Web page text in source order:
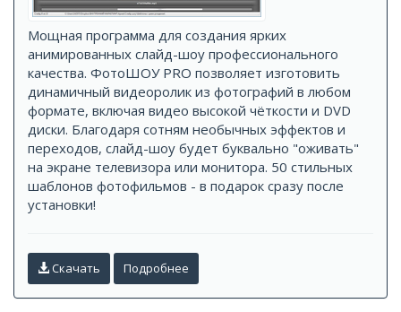
Мощная программа для создания ярких
анимированных слайд-шоу профессионального
качества. ФотоШОУ PRO позволяет изготовить
динамичный видеоролик из фотографий в любом
формате, включая видео высокой чёткости и DVD
диски. Благодаря сотням необычных эффектов и
переходов, слайд-шоу будет буквально "оживать"
на экране телевизора или монитора. 50 стильных
шаблонов фотофильмов - в подарок сразу после
установки!
Скачать Подробнее